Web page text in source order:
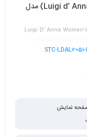
ساعت مچی زنانه عقربه‌ای لوجی دی انا(Luigi d’ Anna) مدل
Luigi D' Anna
STC-
نمایش